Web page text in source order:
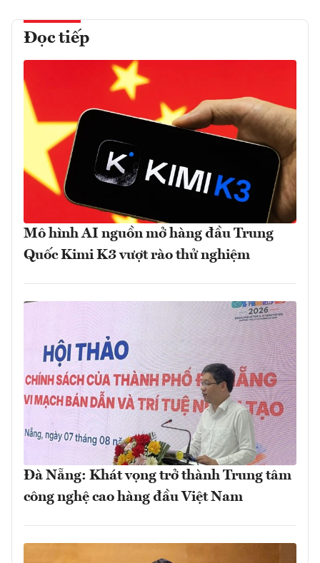
Đọc tiếp
Mô hình AI nguồn mở hàng đầu Trung
Quốc Kimi K3 vượt rào thử nghiệm
Đà Nẵng: Khát vọng trở thành Trung tâm
công nghệ cao hàng đầu Việt Nam